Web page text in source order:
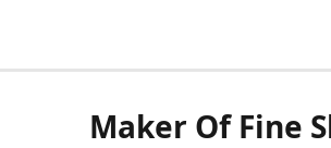
Maker Of Fine